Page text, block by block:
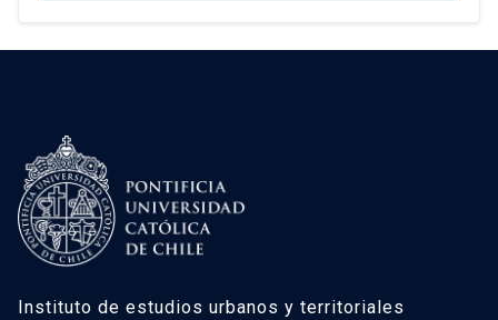
Instituto de estudios urbanos y territoriales